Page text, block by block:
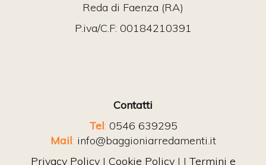
Reda di Faenza (RA)
P.iva/C.F: 00184210391
Contatti
Tel: 0546 639295
Mail: info@baggioniarredamenti.it
Privacy Policy| Cookie Policy| | Termini e